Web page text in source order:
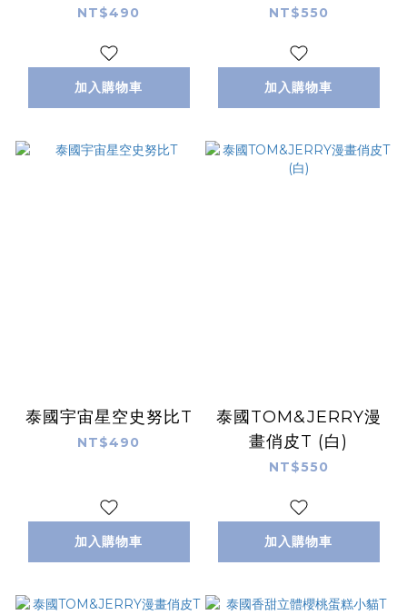
NT$490
加入購物車
NT$550
加入購物車
泰國宇宙星空史努比T
NT$490
加入購物車
泰國TOM&JERRY漫
畫俏皮T (白)
NT$550
加入購物車